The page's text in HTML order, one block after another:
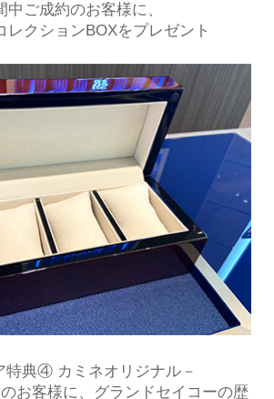
中ご成約のお客様に、
レクションBOXをプレゼント
特典④ カミネオリジナル－
お客様に、グランドセイコーの歴